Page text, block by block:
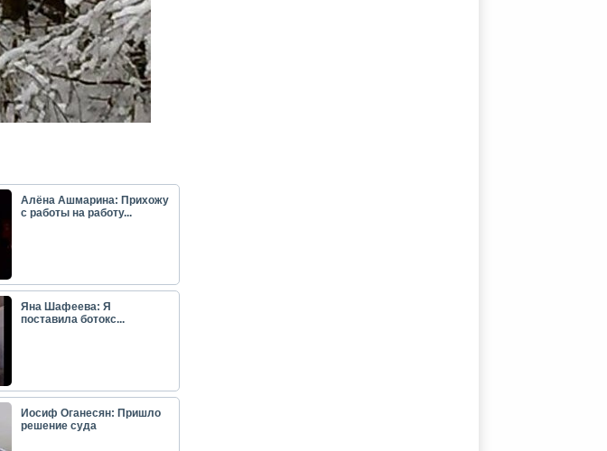
Алёна Ашмарина: Прихожу
с работы на работу...
Яна Шафеева: Я
поставила ботокс...
Иосиф Оганесян: Пришло
решение суда